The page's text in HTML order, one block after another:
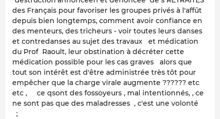
des Français pour favoriser les groupes privés à l'affût
depuis bien longtemps, comment avoir confiance en
des menteurs, des tricheurs - voir toutes leurs danses
et contredanses au sujet des travaux et médication
du Prof Raoult, leur obstination à décréter cette
médication possible pour les cas graves alors que
tout son intérêt est d'être administrée très tôt pour
empêcher que la charge virale augmente ?????? etc
etc , ce qsont des fossoyeurs , mal intentionnés, , ce
ne sont pas que des maladresses , c'est une volonté
;